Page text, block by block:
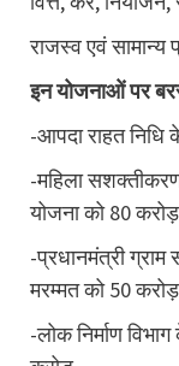
राजस्व एवं
इन योजनाओं पर
-आपदा राहत
-महिला
योजना को 80 करोड़
-प्रधानमंत्री
मरम्मत को 50 करोड़
-लोक निर्माण